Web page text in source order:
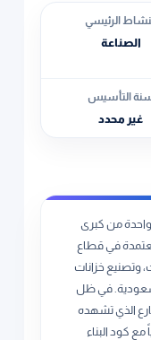
الرئيسي
الصناعة
التأسيس
غير محدد
من كبرى
في قطاع
وتصنيع خزانات
في ظل
الذي تشهده
كود البناء